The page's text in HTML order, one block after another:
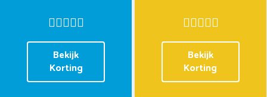
Bekijk
Korting
Bekijk
Korting